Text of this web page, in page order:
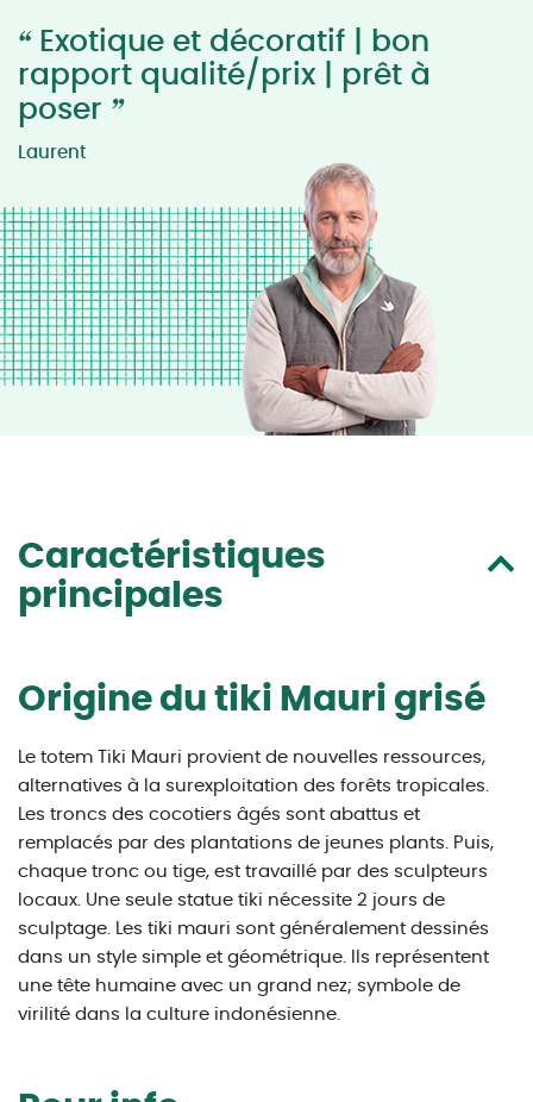
“ Exotique et décoratif | bon
rapport qualité/prix | prêt à
poser ”
Laurent
Caractéristiques
principales
Origine du tiki Mauri grisé
Le totem Tiki Mauri provient de nouvelles ressources,
alternatives à la surexploitation des forêts tropicales.
Les troncs des cocotiers âgés sont abattus et
remplacés par des plantations de jeunes plants. Puis,
chaque tronc ou tige, est travaillé par des sculpteurs
locaux. Une seule statue tiki nécessite 2 jours de
sculptage. Les tiki mauri sont généralement dessinés
dans un style simple et géométrique. Ils représentent
une tête humaine avec un grand nez; symbole de
virilité dans la culture indonésienne.